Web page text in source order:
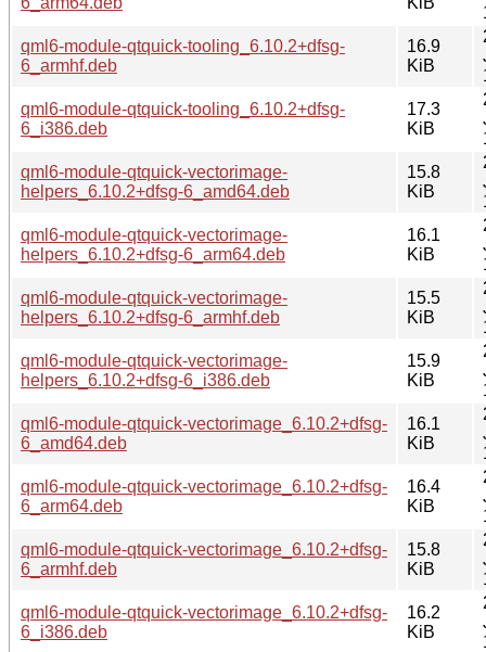
qml6-module-qtquick-tooling_6.10.2+dfsg-
6_armhf.deb
16.9
KiB
qml6-module-qtquick-tooling_6.10.2+dfsg-
6_i386.deb
17.3
KiB
qml6-module-qtquick-vectorimage-
helpers_6.10.2+dfsg-6_amd64.deb
15.8
KiB
qml6-module-qtquick-vectorimage-
helpers_6.10.2+dfsg-6_arm64.deb
16.1
KiB
qml6-module-qtquick-vectorimage-
helpers_6.10.2+dfsg-6_armhf.deb
15.5
KiB
qml6-module-qtquick-vectorimage-
helpers_6.10.2+dfsg-6_i386.deb
15.9
KiB
qml6-module-qtquick-vectorimage_6.10.2+dfsg-
6_amd64.deb
16.1
KiB
qml6-module-qtquick-vectorimage_6.10.2+dfsg-
6_arm64.deb
16.4
KiB
qml6-module-qtquick-vectorimage_6.10.2+dfsg-
6_armhf.deb
15.8
KiB
qml6-module-qtquick-vectorimage_6.10.2+dfsg-
6_i386.deb
16.2
KiB